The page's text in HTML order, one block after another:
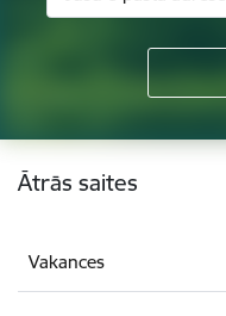
Kājene
Ātrās saites
Vakances